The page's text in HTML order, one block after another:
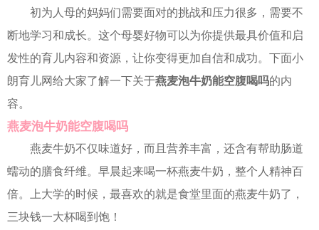
初为人母的妈妈们需要面对的挑战和压力很多，需要不
断地学习和成长。这个母婴好物可以为你提供最具价值和启
发性的育儿内容和资源，让你变得更加自信和成功。下面小
朗育儿网给大家了解一下关于燕麦泡牛奶能空腹喝吗的内
容。
燕麦泡牛奶能空腹喝吗
燕麦牛奶不仅味道好，而且营养丰富，还含有帮助肠道
蠕动的膳食纤维。早晨起来喝一杯燕麦牛奶，整个人精神百
倍。上大学的时候，最喜欢的就是食堂里面的燕麦牛奶了，
三块钱一大杯喝到饱！